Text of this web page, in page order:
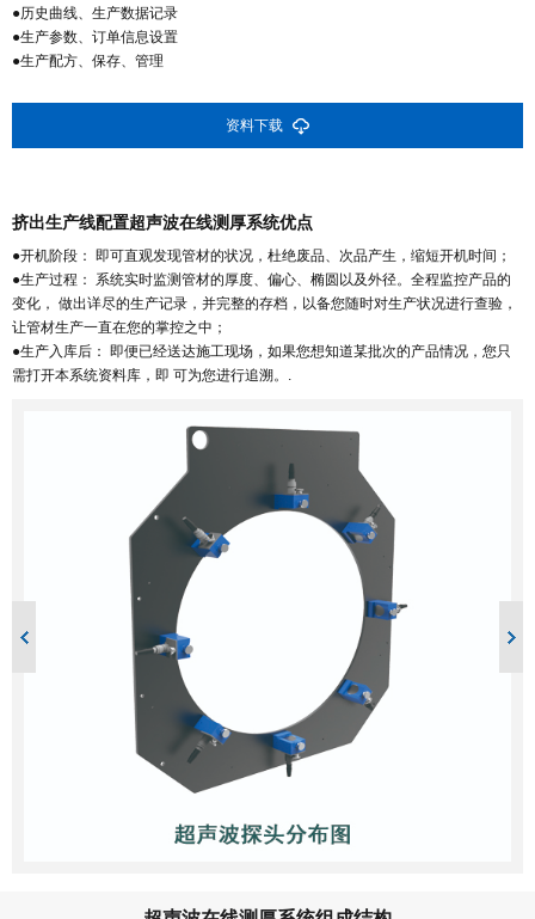
●历史曲线、生产数据记录
●生产参数、订单信息设置
●生产配方、保存、管理
资料下载
挤出生产线配置超声波在线测厚系统优点
●开机阶段： 即可直观发现管材的状况，杜绝废品、次品产生，缩短开机时间；
●生产过程： 系统实时监测管材的厚度、偏心、椭圆以及外径。全程监控产品的
变化， 做出详尽的生产记录，并完整的存档，以备您随时对生产状况进行查验，
让管材生产一直在您的掌控之中；
●生产入库后： 即便已经送达施工现场，如果您想知道某批次的产品情况，您只
需打开本系统资料库，即 可为您进行追溯。.